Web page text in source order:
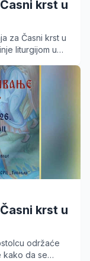
krst u
za Časni krst u
liturgijom u
krst u
održaće
kako da se